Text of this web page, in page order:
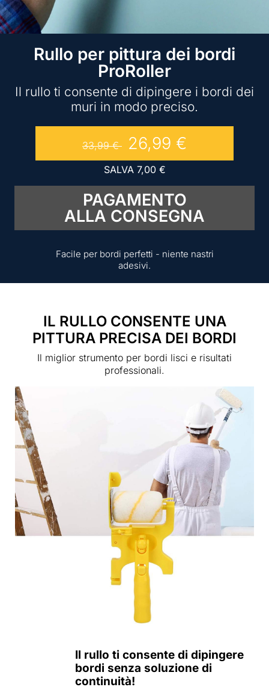
Rullo per pittura dei bordi
ProRoller
Il rullo ti consente di dipingere i bordi dei
muri in modo preciso.
33,99€ 26,99 €
SALVA 7,00 €
PAGAMENTO
ALLA CONSEGNA
Facile per bordi perfetti - niente nastri
adesivi.
IL RULLO CONSENTE UNA
PITTURA PRECISA DEI BORDI
Il miglior strumento per bordi lisci e risultati
professionali.
Il rullo ti consente di dipingere
bordi senza soluzione di
continuità!